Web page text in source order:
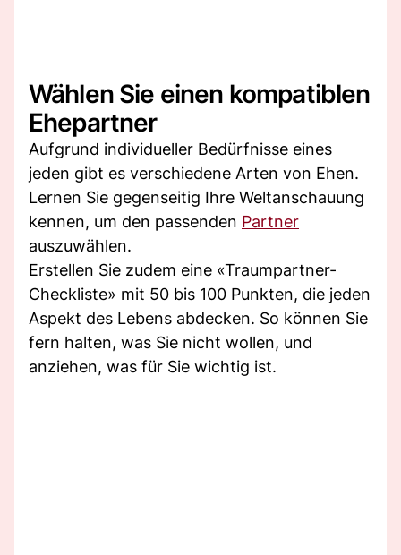
Wählen Sie einen kompatiblen
Ehepartner
Aufgrund individueller Bedürfnisse eines
jeden gibt es verschiedene Arten von Ehen.
Lernen Sie gegenseitig Ihre Weltanschauung
kennen, um den passenden Partner
auszuwählen.
Erstellen Sie zudem eine «Traumpartner-
Checkliste» mit 50 bis 100 Punkten, die jeden
Aspekt des Lebens abdecken. So können Sie
fern halten, was Sie nicht wollen, und
anziehen, was für Sie wichtig ist.